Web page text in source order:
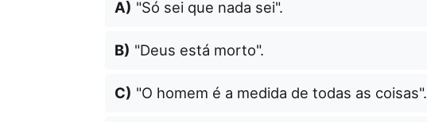
A) "Só sei que nada sei".
B) "Deus está morto".
C) "O homem é a medida de todas as coisas".